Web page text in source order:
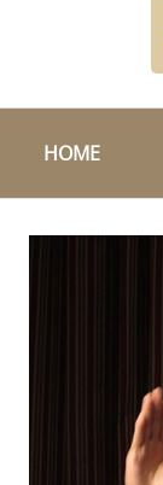
HOME